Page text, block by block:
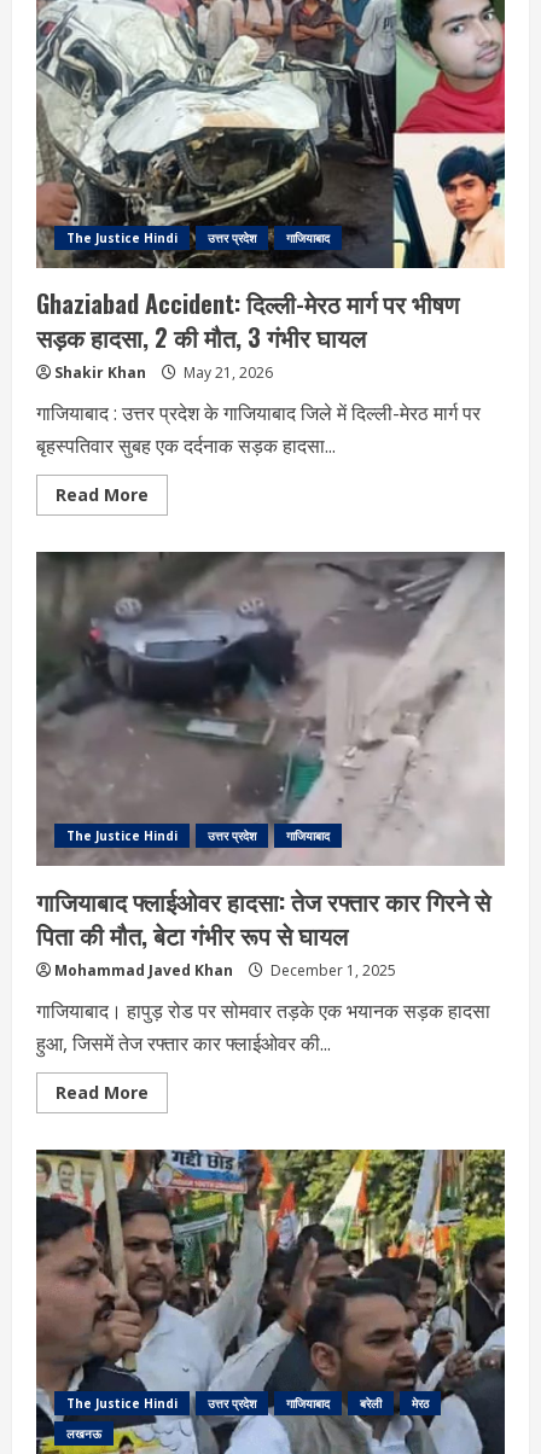
The Justice Hindi उत्तर प्रदेश गाजियाबाद
Ghaziabad Accident: दिल्ली-मेरठ मार्ग पर भीषण
सड़क हादसा, 2 की मौत, 3 गंभीर घायल
Shakir Khan May 21, 2026
गाजियाबाद : उत्तर प्रदेश के गाजियाबाद जिले में दिल्ली-मेरठ मार्ग पर
बृहस्पतिवार सुबह एक दर्दनाक सड़क हादसा...
Read More
more
Accident:
दिल्ली-
मेरठ
मार्ग
पर
भीषण
सड़क
2
की
मौत,
गंभीर
The Justice Hindi उत्तर प्रदेश गाजियाबाद
गाजियाबाद फ्लाईओवर हादसा: तेज रफ्तार कार गिरने से
पिता की मौत, बेटा गंभीर रूप से घायल
Mohammad Javed Khan December 1, 2025
गाजियाबाद। हापुड़ रोड पर सोमवार तड़के एक भयानक सड़क हादसा
हुआ, जिसमें तेज रफ्तार कार फ्लाईओवर की...
Read More
more
फ्लाईओवर
हादसा:
तेज
रफ्तार
कार
गिरने
से
पिता
की
मौत,
बेटा
गंभीर
रूप
घायल
The Justice Hindi उत्तर प्रदेश गाजियाबाद बरेली
मेरठ
लखनऊ